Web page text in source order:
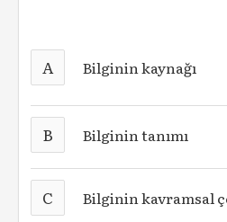
A Bilginin kaynağı
B Bilginin tanımı
C Bilginin kavramsal